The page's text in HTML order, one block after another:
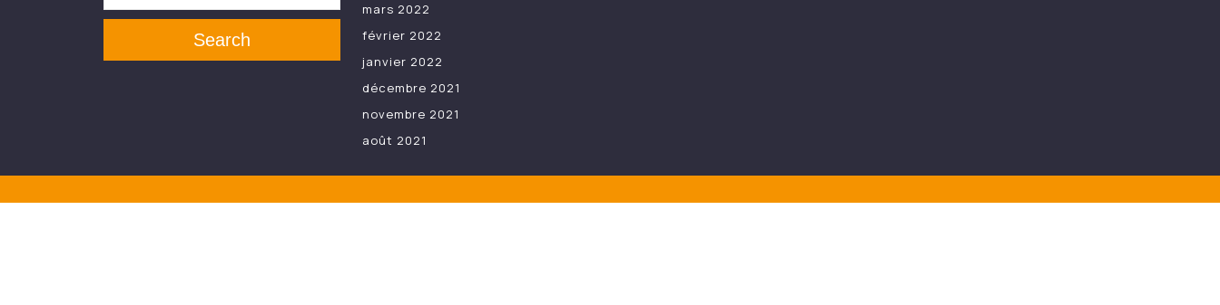
Search
mars 2022
février 2022
janvier 2022
décembre 2021
novembre 2021
août 2021